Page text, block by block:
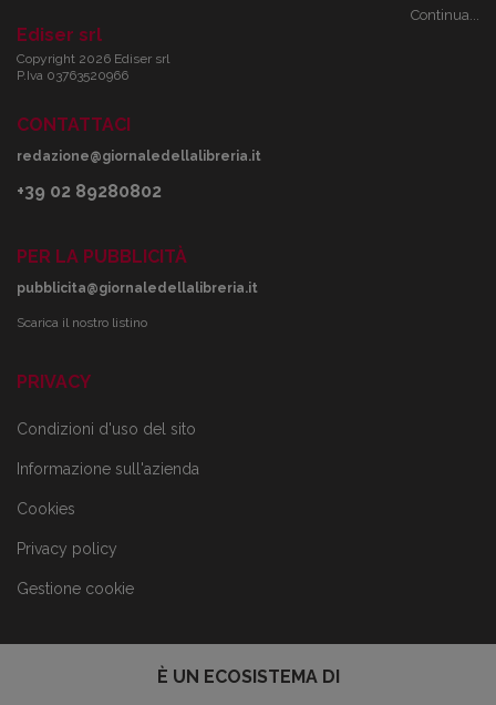
Continua...
Ediser srl
Copyright 2026 Ediser srl
P.Iva 03763520966
CONTATTACI
redazione@giornaledellalibreria.it
+39 02 89280802
PER LA PUBBLICITÀ
pubblicita@giornaledellalibreria.it
Scarica il nostro listino
PRIVACY
Condizioni d'uso del sito
Informazione sull'azienda
Cookies
Privacy policy
Gestione cookie
È UN ECOSISTEMA DI